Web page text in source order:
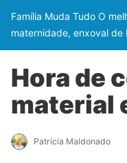
Família Muda Tudo O
maternidade, enxoval
Hora de
material
Patrícia Maldonado